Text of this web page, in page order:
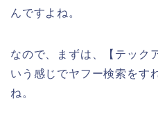
んですよね。
なので、まずは、【テッ
いう感じでヤフー検索をす
ね。